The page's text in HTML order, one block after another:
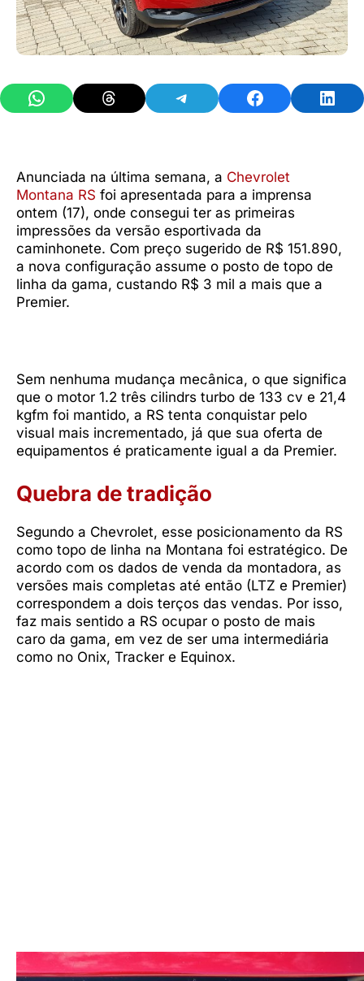
Share on WhatsAppShare on ThreadsShare on TelegramShare on Facebook
Anunciada na última semana, a Chevrolet
Montana RS foi apresentada para a imprensa
ontem (17), onde consegui ter as primeiras
impressões da versão esportivada da
caminhonete. Com preço sugerido de R$ 151.890,
a nova configuração assume o posto de topo de
linha da gama, custando R$ 3 mil a mais que a
Premier.
Sem nenhuma mudança mecânica, o que significa
que o motor 1.2 três cilindrs turbo de 133 cv e 21,4
kgfm foi mantido, a RS tenta conquistar pelo
visual mais incrementado, já que sua oferta de
equipamentos é praticamente igual a da Premier.
Quebra de tradição
Segundo a Chevrolet, esse posicionamento da RS
como topo de linha na Montana foi estratégico. De
acordo com os dados de venda da montadora, as
versões mais completas até então (LTZ e Premier)
correspondem a dois terços das vendas. Por isso,
faz mais sentido a RS ocupar o posto de mais
caro da gama, em vez de ser uma intermediária
como no Onix, Tracker e Equinox.